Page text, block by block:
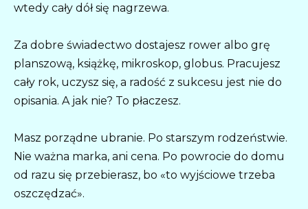
wtedy cały dół się nagrzewa.
Za dobre świadectwo dostajesz rower albo grę
planszową, książkę, mikroskop, globus. Pracujesz
cały rok, uczysz się, a radość z sukcesu jest nie do
opisania. A jak nie? To płaczesz.
Masz porządne ubranie. Po starszym rodzeństwie.
Nie ważna marka, ani cena. Po powrocie do domu
od razu się przebierasz, bo «to wyjściowe trzeba
oszczędzać».